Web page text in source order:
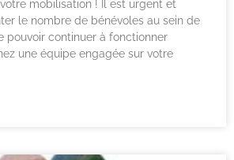
mobilisation ! Il est urgent et
le nombre de bénévoles au sein de
pouvoir continuer à fonctionner
une équipe engagée sur votre